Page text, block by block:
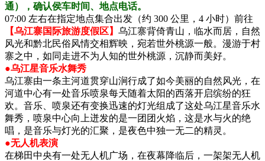
通），确认侯车时间、地点电话。
07:00 左右在指定地点集合出发（约 300 公里，4 小时）前往
【乌江寨国际旅游度假区】 乌江寨背倚青山，临水而居，自然
风光和黔北民俗风情交相辉映，宛若世外桃源一般。漫游于村
寨之中，如同走进不为人知的世外桃源，沉静而美好。
●乌江星音乐水舞秀
乌江寨由一条主河道贯穿山涧行成了如今美丽的自然风光，在
河道中心有一处音乐喷泉每天随着太阳的西落开启缤纷的狂
欢。音乐、喷泉还有变换迅速的灯光组成了这处乌江星音乐水
舞秀，喷泉中心向上迸发的是一团团火焰，这是水与火的绝
唱，是音乐与灯光的汇聚，是夜色中独一无二的精灵。
●无人机表演
在梯田中央有一处无人机广场，在夜幕降临后，一架架无人机